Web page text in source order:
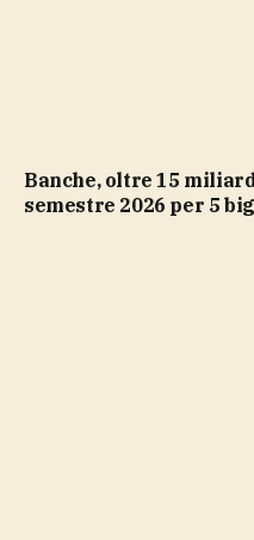
Banche, oltre 15 miliardi di utili netti nel primo
semestre 2026 per 5 big